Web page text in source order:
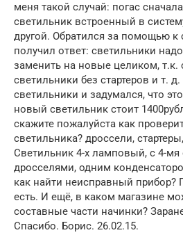
меня такой случай: погас
светильник встроенный в
другой. Обратился за помощью к
получил ответ: светильники
заменить на новые целиком, т.к.
светильники без стартеров и т.
светильники и задумался, что
новый светильник стоит
скажите пожалуйста как
светильника? дроссели,
Светильник 4-х ламповый, с 4-мя
дросселями, одним
как найти неисправный прибор?
есть. И ещё, в каком магазине
составные части начинки?
Спасибо. Борис. 26.02.15.